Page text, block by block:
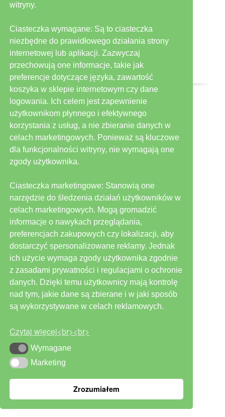
witryny.
Ciasteczka wymagane: Są to ciasteczka
niezbędne do prawidłowego działania strony
internetowej lub aplikacji. Zazwyczaj
przechowują one informacje, takie jak
preferencje dotyczące języka, zawartość
koszyka w sklepie internetowym czy dane
logowania. Ich celem jest zapewnienie
użytkownikom płynnego i efektywnego
korzystania z usług, a nie zbieranie danych w
celach marketingowych. Ponieważ są kluczowe
dla funkcjonalności witryny, nie wymagają one
zgody użytkownika.
Ciasteczka marketingowe: Stanowią one
narzędzie do śledzenia działań użytkowników w
celach marketingowych. Mogą gromadzić
informacje o nawykach przeglądania,
preferencjach zakupowych czy lokalizacji, aby
dostarczyć spersonalizowane reklamy. Jednak
ich użycie wymaga zgody użytkownika zgodnie
z zasadami prywatności i regulacjami o ochronie
danych. Dzięki temu użytkownicy mają kontrolę
nad tym, jakie dane są zbierane i w jaki sposób
są wykorzystywane w celach reklamowych.
Czytaj więcej<br><br>
Wymagane
Wymagane
MarketingMarketing
Zrozumiałem
TOMASZ SZYMKOWIAK
dyrektor ds. programowych
tel. +48 61 655 81 06
t.szymkowiak@abrys.pl
MAGDALENA DUTKA
redaktor naczelna
m.dutka@abrys.pl
ZBIGNIEW MAMYS
redaktor prowadzący